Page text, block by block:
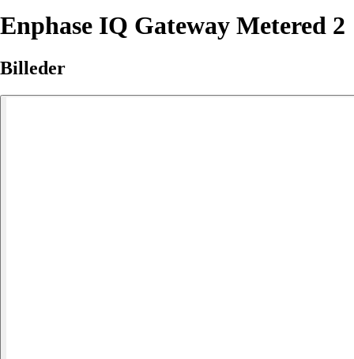
Enphase IQ Gateway Metered 2
Billeder